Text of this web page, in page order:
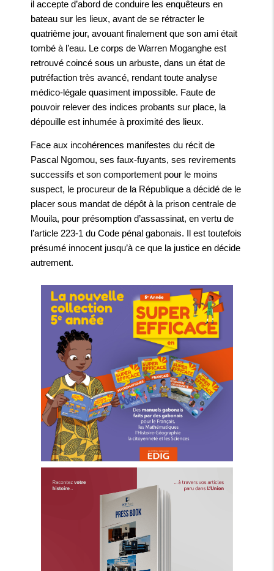
il accepte d’abord de conduire les enquêteurs en
bateau sur les lieux, avant de se rétracter le
quatrième jour, avouant finalement que son ami était
tombé à l’eau. Le corps de Warren Moganghe est
retrouvé coincé sous un arbuste, dans un état de
putréfaction très avancé, rendant toute analyse
médico-légale quasiment impossible. Faute de
pouvoir relever des indices probants sur place, la
dépouille est inhumée à proximité des lieux.
Face aux incohérences manifestes du récit de
Pascal Ngomou, ses faux-fuyants, ses revirements
successifs et son comportement pour le moins
suspect, le procureur de la République a décidé de le
placer sous mandat de dépôt à la prison centrale de
Mouila, pour présomption d’assassinat, en vertu de
l’article 223-1 du Code pénal gabonais. Il est toutefois
présumé innocent jusqu’à ce que la justice en décide
autrement.